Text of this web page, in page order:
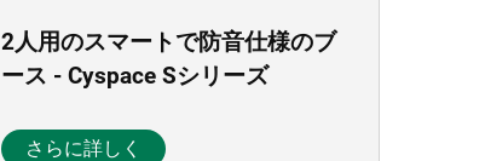
2人用のスマートで防音仕様のブ
ース - Cyspace Sシリーズ
さらに詳しく